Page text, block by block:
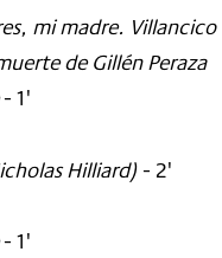
mi madre. Villancico
de Gillén Peraza
- 1'
Hilliard)- 2'
- 1'